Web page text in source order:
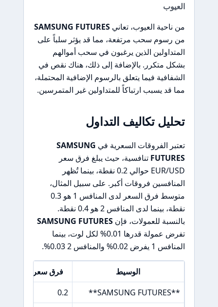
العيوب
من ناحية العيوب، تعانيSAMSUNG FUTURES
من رسوم سحب مرتفعة، مما قد يؤثر سلباً على
المتداولين الذين يرغبون في سحب أموالهم
بشكل متكرر. بالإضافة إلى ذلك، هناك نقص في
الشفافية فيما يتعلق بالرسوم الإضافية المحتملة،
مما قد يسبب ارتباكاً للمتداولين غير المتمرسين.
تحليل تكاليف التداول
تعتبر الفروقات السعرية في SAMSUNG
FUTURES تنافسية، حيث يبلغ فرق سعر
EUR/USD حوالي 0.2 نقطة، بينما تُظهر
المنافسين فروقات أكبر. على سبيل المثال،
متوسط فرق السعر لدى المنافس 1 هو 0.3
نقطة، بينما لدى المنافس 2 هو 0.4 نقطة.
بالنسبة للعمولات، فإنSAMSUNG FUTURES
تفرض عمولة قدرها 0.01% لكل لوت، بينما
المنافس 1 يفرض 0.02% والمنافس 2 0.03%.
الوسيط
فرق سعر EUR/USD
**SAMSUNG FUTURES**
0.2